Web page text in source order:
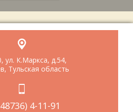
ул. К.Маркса, д.54,
Тульская область
4-11-91